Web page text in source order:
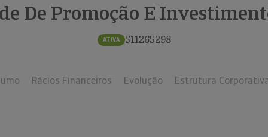
e Monitorização de
| Estudos e
De Promoção E
ATIVA 511265298
Rácios Financeiros Evolução Estrutura Corporativa